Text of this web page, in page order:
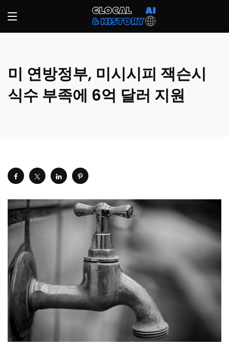
미 연방정부, 미시시피 잭슨시
식수 부족에 6억 달러 지원